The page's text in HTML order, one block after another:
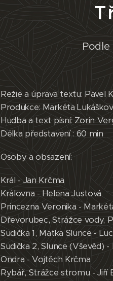
Podle
Režie a úprava textu: Pavel
Produkce: Markéta
Hudba a text písní: Zorin
Délka představení : 60 min
Osoby a obsazení:
Král - Jan Krčma
Královna - Helena Justová
Princezna Veronika -
Dřevorubec, Strážce vody,
Sudička 1, Matka Slunce -
Sudička 2, Slunce (Vševěd)
Ondra - Vojtěch Krčma
Rybář, Strážce stromu - Jiří